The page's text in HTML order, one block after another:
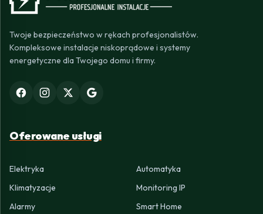
Twoje bezpieczeństwo w rękach profesjonalistów.
Kompleksowe instalacje niskoprądowe i systemy
energetyczne dla Twojego domu i firmy.
Oferowane usługi
Elektryka
Automatyka
Klimatyzacje
Monitoring IP
Alarmy
Smart Home